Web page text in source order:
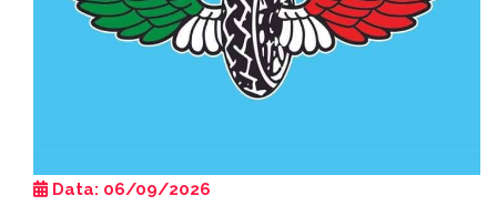
Data: 06/09/2026